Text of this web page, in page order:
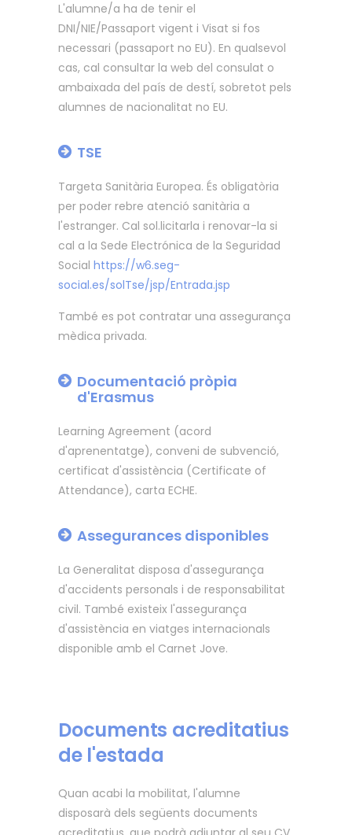
L'alumne/a ha de tenir el
DNI/NIE/Passaport vigent i Visat si fos
necessari (passaport no EU). En qualsevol
cas, cal consultar la web del consulat o
ambaixada del país de destí, sobretot pels
alumnes de nacionalitat no EU.
TSE
Targeta Sanitària Europea. És obligatòria
per poder rebre atenció sanitària a
l'estranger. Cal sol.licitarla i renovar-la si
cal a la Sede Electrónica de la Seguridad
Social https://w6.seg-
social.es/solTse/jsp/Entrada.jsp
També es pot contratar una assegurança
mèdica privada.
Documentació pròpia
d'Erasmus
Learning Agreement (acord
d'aprenentatge), conveni de subvenció,
certificat d'assistència (Certificate of
Attendance), carta ECHE.
Assegurances disponibles
La Generalitat disposa d'assegurança
d'accidents personals i de responsabilitat
civil. També existeix l'assegurança
d'assistència en viatges internacionals
disponible amb el Carnet Jove.
Documents acreditatius
de l'estada
Quan acabi la mobilitat, l'alumne
disposarà dels següents documents